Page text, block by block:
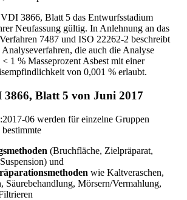
3866, Blatt 5 das Entwurfsstadium
Neufassung gültig. In Anlehnung an das
7487 und ISO 22262-2 beschreibt
Analyseverfahren, die auch die Analyse
1 % Masseprozent Asbest mit einer
von 0,001 % erlaubt.
3866, Blatt 5 von Juni 2017
06 werden für einzelne Gruppen
(Bruchfläche, Zielpräparat,
und
wie Kaltveraschen,
Säurebehandlung, Mörsern/Vermahlung,